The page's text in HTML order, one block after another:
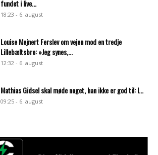
fundet i live...
18:23 - 6. august
Louise Mejnert Ferslev om vejen mod en tredje
Lillebæltsbro: »Jeg synes,...
12:32 - 6. august
Mathias Gidsel skal møde noget, han ikke er god til: I...
09:25 - 6. august